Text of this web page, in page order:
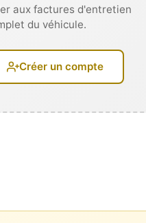
aux factures d'entretien
du véhicule.
Créer un compte